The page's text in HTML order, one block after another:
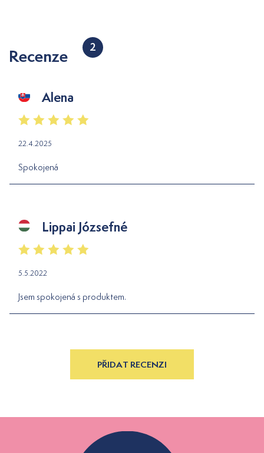
Recenze 2
Alena
22.4.2025
Spokojená
Lippai Józsefné
5.5.2022
Jsem spokojená s produktem.
PŘIDAT RECENZI